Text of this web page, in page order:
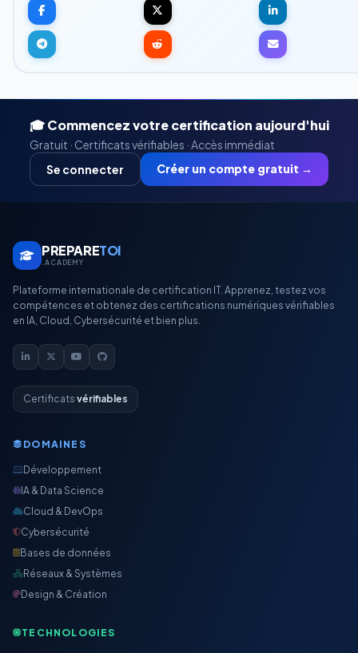
🎓 Commencez votre certification aujourd'hui
Gratuit · Certificats vérifiables · Accès immédiat
Se connecter
Créer un compte gratuit →
PREPARETOI
.ACADEMY
Plateforme internationale de certification IT. Apprenez, testez vos
compétences et obtenez des certifications numériques vérifiables
en IA, Cloud, Cybersécurité et bien plus.
Certificats vérifiables
DOMAINES
Développement
IA & Data Science
Cloud & DevOps
Cybersécurité
Bases de données
Réseaux & Systèmes
Design & Création
TECHNOLOGIES